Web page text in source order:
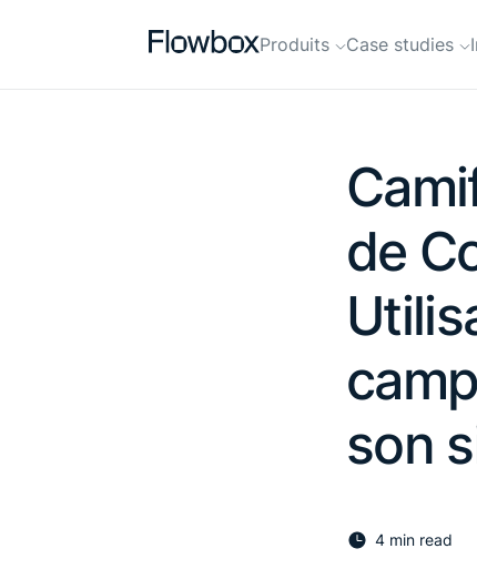
Produits Case studies
de
son
4 min read